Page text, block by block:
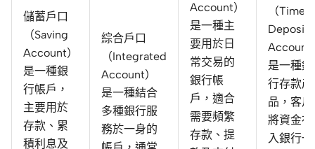
儲蓄戶口
（Saving
Account）
是一種銀
行帳戶，
主要用於
存款、累
積利息及
綜合戶口
（Integrated
Account）
是一種結合
多種銀行服
務於一身的
Account）
是一種主
要用於日
常交易的
銀行帳
戶，適合
需要頻繁
存款、提
（Time
Deposit
Account
是一種銀
行存款產
品，客戶
將資金存
入銀行一